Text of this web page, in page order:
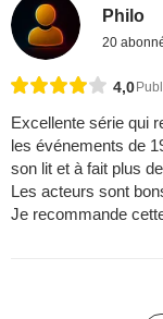
Philo
20
4,0
Excellente série qui
les événements de
son lit et à fait plus
Les acteurs sont
Je recommande